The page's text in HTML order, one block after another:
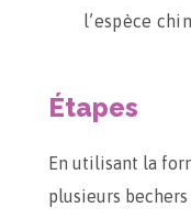
l’espèce
Étapes
En utilisant la
plusieurs